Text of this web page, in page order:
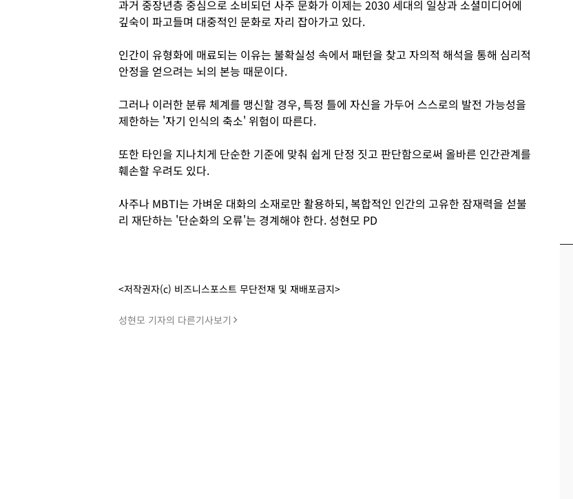
과거 중장년층 중심으로 소비되던 사주 문화가 이제는 2030 세대의 일상과 소셜미디어에
깊숙이 파고들며 대중적인 문화로 자리 잡아가고 있다.
인간이 유형화에 매료되는 이유는 불확실성 속에서 패턴을 찾고 자의적 해석을 통해 심리적
안정을 얻으려는 뇌의 본능 때문이다.
그러나 이러한 분류 체계를 맹신할 경우, 특정 틀에 자신을 가두어 스스로의 발전 가능성을
제한하는 '자기 인식의 축소' 위험이 따른다.
또한 타인을 지나치게 단순한 기준에 맞춰 쉽게 단정 짓고 판단함으로써 올바른 인간관계를
훼손할 우려도 있다.
사주나 MBTI는 가벼운 대화의 소재로만 활용하되, 복합적인 인간의 고유한 잠재력을 섣불
리 재단하는 '단순화의 오류'는 경계해야 한다. 성현모 PD
<저작권자(c) 비즈니스포스트 무단전재 및 재배포금지>
성현모 기자의 다른기사보기